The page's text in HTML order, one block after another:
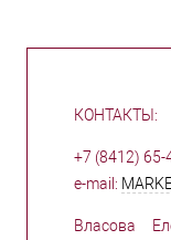
КОНТАКТЫ:
+7 (8412) 65-
e-mail:
Власова